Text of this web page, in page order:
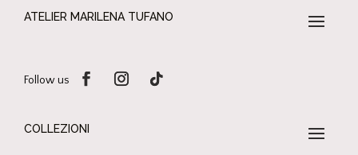
ATELIER MARILENA TUFANO
Follow us
COLLEZIONI